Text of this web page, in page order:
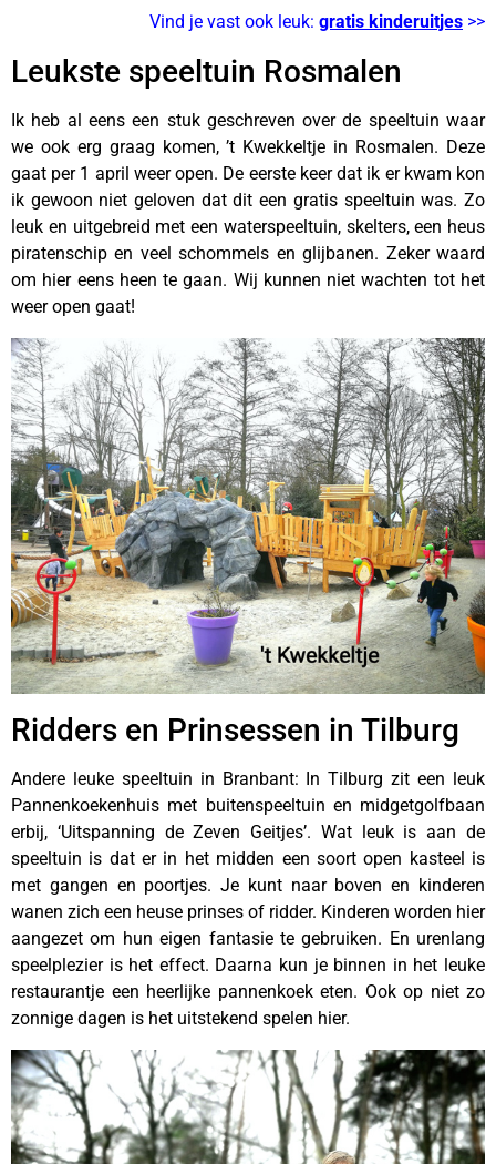
Vind je vast ook leuk: gratis kinderuitjes >>
Leukste speeltuin Rosmalen
Ik heb al eens een stuk geschreven over de speeltuin waar
we ook erg graag komen, ’t Kwekkeltje in Rosmalen. Deze
gaat per 1 april weer open. De eerste keer dat ik er kwam kon
ik gewoon niet geloven dat dit een gratis speeltuin was. Zo
leuk en uitgebreid met een waterspeeltuin, skelters, een heus
piratenschip en veel schommels en glijbanen. Zeker waard
om hier eens heen te gaan. Wij kunnen niet wachten tot het
weer open gaat!
Ridders en Prinsessen in Tilburg
Andere leuke speeltuin in Branbant: In Tilburg zit een leuk
Pannenkoekenhuis met buitenspeeltuin en midgetgolfbaan
erbij, ‘Uitspanning de Zeven Geitjes’. Wat leuk is aan de
speeltuin is dat er in het midden een soort open kasteel is
met gangen en poortjes. Je kunt naar boven en kinderen
wanen zich een heuse prinses of ridder. Kinderen worden hier
aangezet om hun eigen fantasie te gebruiken. En urenlang
speelplezier is het effect. Daarna kun je binnen in het leuke
restaurantje een heerlijke pannenkoek eten. Ook op niet zo
zonnige dagen is het uitstekend spelen hier.